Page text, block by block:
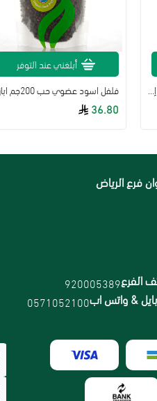
فلفل اسود عضوي حب 200جم ابازير
36.80
أبلغني عند التوفر
فرع الرياض
الفرع920005389
& واتس اب0571052100